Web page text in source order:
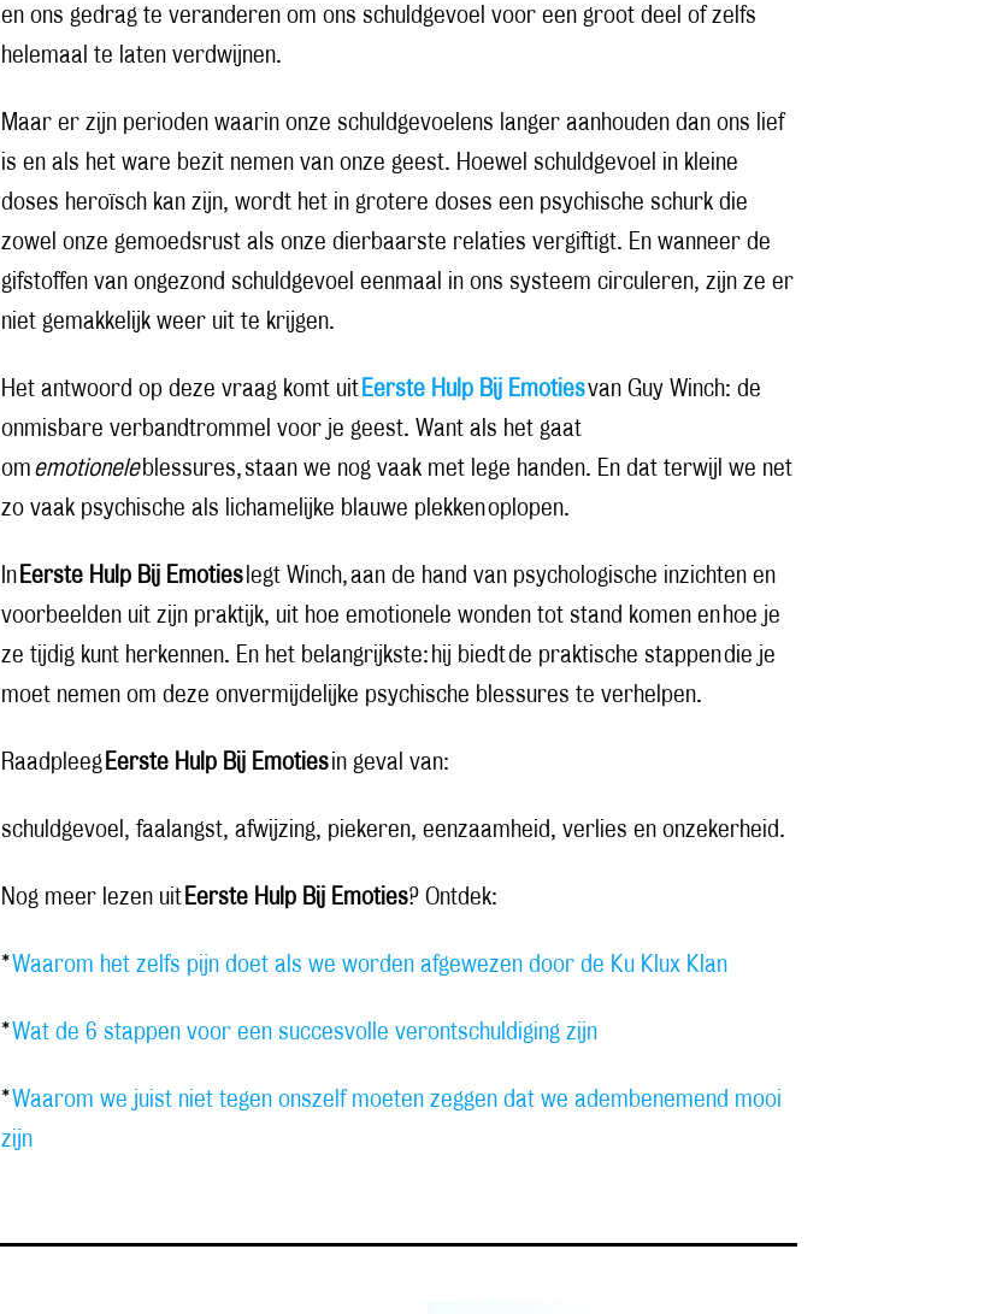
en ons gedrag te veranderen om ons schuldgevoel voor een groot deel of zelfs
helemaal te laten verdwijnen.
Maar er zijn perioden waarin onze schuldgevoelens langer aanhouden dan ons lief
is en als het ware bezit nemen van onze geest. Hoewel schuldgevoel in kleine
doses heroïsch kan zijn, wordt het in grotere doses een psychische schurk die
zowel onze gemoedsrust als onze dierbaarste relaties vergiftigt. En wanneer de
gifstoffen van ongezond schuldgevoel eenmaal in ons systeem circuleren, zijn ze er
niet gemakkelijk weer uit te krijgen.
Het antwoord op deze vraag komt uit Eerste Hulp Bij Emotiesvan Guy Winch: de
onmisbare verbandtrommel voor je geest. Want als het gaat
om emotioneleblessures, staan we nog vaak met lege handen. En dat terwijl we net
zo vaak psychische als lichamelijke blauwe plekken oplopen.
In Eerste Hulp Bij Emoties legt Winch, aan de hand van psychologische inzichten en
voorbeelden uit zijn praktijk, uit hoe emotionele wonden tot stand komen en hoe je
ze tijdig kunt herkennen. En het belangrijkste: hij biedt de praktische stappen die je
moet nemen om deze onvermijdelijke psychische blessures te verhelpen.
Raadpleeg Eerste Hulp Bij Emotiesin geval van:
schuldgevoel, faalangst, afwijzing, piekeren, eenzaamheid, verlies en onzekerheid.
Nog meer lezen uit Eerste Hulp Bij Emoties? Ontdek:
*Waarom het zelfs pijn doet als we worden afgewezen door de Ku Klux Klan
*Wat de 6 stappen voor een succesvolle verontschuldiging zijn
*Waarom we juist niet tegen onszelf moeten zeggen dat we adembenemend mooi
zijn